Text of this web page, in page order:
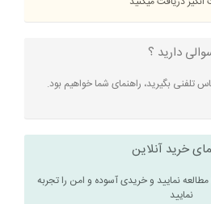
دارید ؟
تلفنی بگیرید، راهنمای شما خواهیم بود.
خرید آنلاین
نمایید و خریدی آسوده و امن را تجربه
نمایید